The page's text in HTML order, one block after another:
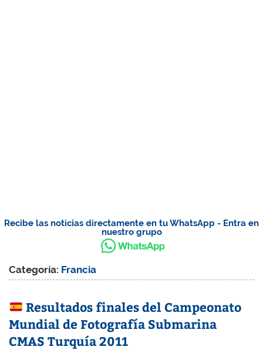
Recibe las noticias directamente en tu WhatsApp - Entra en
nuestro grupo
Categoría: Francia
Resultados finales del Campeonato
Mundial de Fotografía Submarina
CMAS Turquía 2011